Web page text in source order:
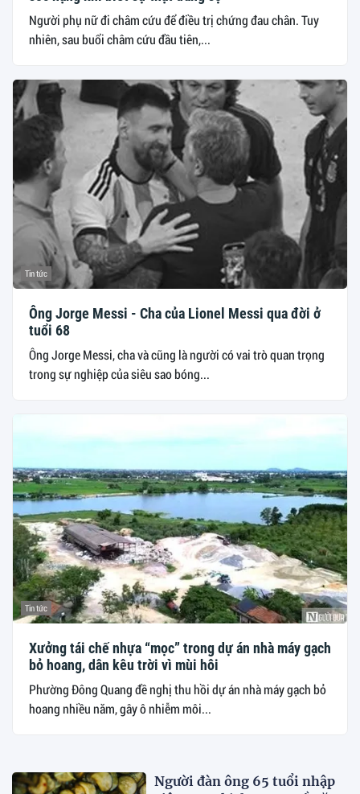
Người phụ nữ đi châm cứu để điều trị chứng đau chân. Tuy
nhiên, sau buổi châm cứu đầu tiên,...
Tin tức
Ông Jorge Messi - Cha của Lionel Messi qua đời ở
tuổi 68
Ông Jorge Messi, cha và cũng là người có vai trò quan trọng
trong sự nghiệp của siêu sao bóng...
Tin tức
Xưởng tái chế nhựa “mọc” trong dự án nhà máy gạch
bỏ hoang, dân kêu trời vì mùi hôi
Phường Đông Quang đề nghị thu hồi dự án nhà máy gạch bỏ
hoang nhiều năm, gây ô nhiễm môi...
Người đàn ông 65 tuổi nhập